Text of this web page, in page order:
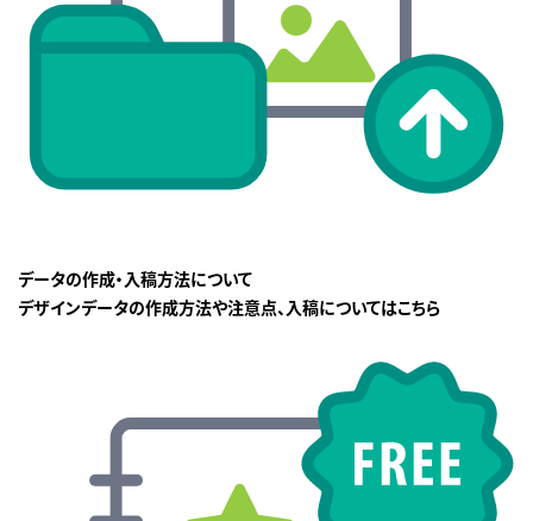
データの作成・入稿方法について
デザインデータの作成方法や注意点、入稿についてはこちら